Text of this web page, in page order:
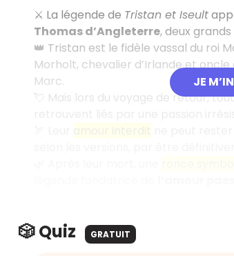
JE
⚔️ La légende de Tristan et Iseult
Thomas d’Angleterre, deux
👑 Tristan est le fidèle vassal du roi
Morholt, chevalier d’Irlande et oncle
Marc.
💘 Mais lors du voyage de retour,
🎲 Quiz GRATUIT